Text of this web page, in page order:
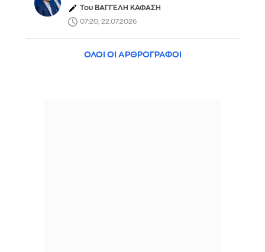
Του ΒΑΓΓΕΛΗ ΚΑΦΑΣΗ
07:20, 22.07.2026
ΟΛΟΙ ΟΙ ΑΡΘΡΟΓΡΑΦΟΙ